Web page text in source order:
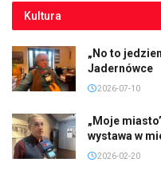
Kultura
„No to
Jadernówce
2026-07-10
„Moje
wystawa w
2026-02-20